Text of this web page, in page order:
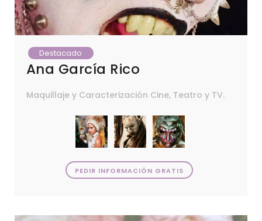
Destacado
Ana García Rico
Maquillaje y Caracterización Cine, Teatro y TV.
PEDIR INFORMACIÓN GRATIS